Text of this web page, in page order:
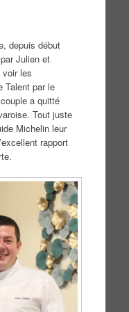
depuis début
Julien et
voir les
Talent par le
a quitté
Tout juste
Michelin leur
rapport